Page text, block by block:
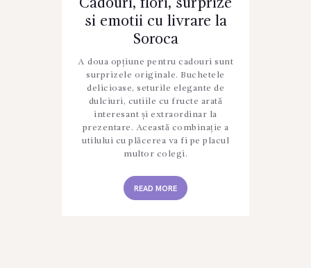
Cadouri, flori, surprize
si emotii cu livrare la
Soroca
A doua opțiune pentru cadouri sunt
surprizele originale. Buchetele
delicioase, seturile elegante de
dulciuri, cutiile cu fructe arată
interesant și extraordinar la
prezentare. Această combinație a
utilului cu plăcerea va fi pe placul
multor colegi.
READ MORE